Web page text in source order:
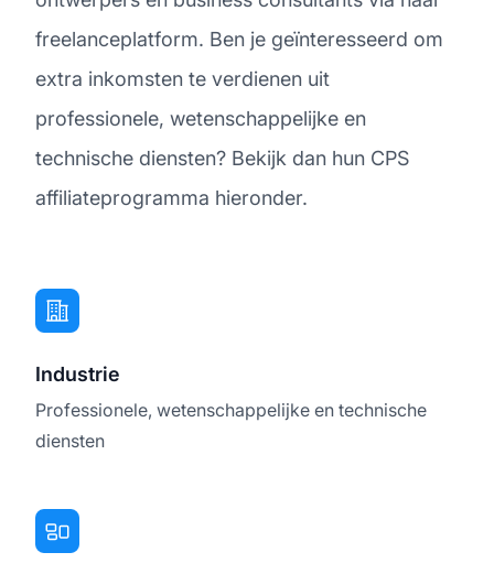
freelanceplatform. Ben je geïnteresseerd om
extra inkomsten te verdienen uit
professionele, wetenschappelijke en
technische diensten? Bekijk dan hun CPS
affiliateprogramma hieronder.
Industrie
Professionele, wetenschappelijke en technische
diensten